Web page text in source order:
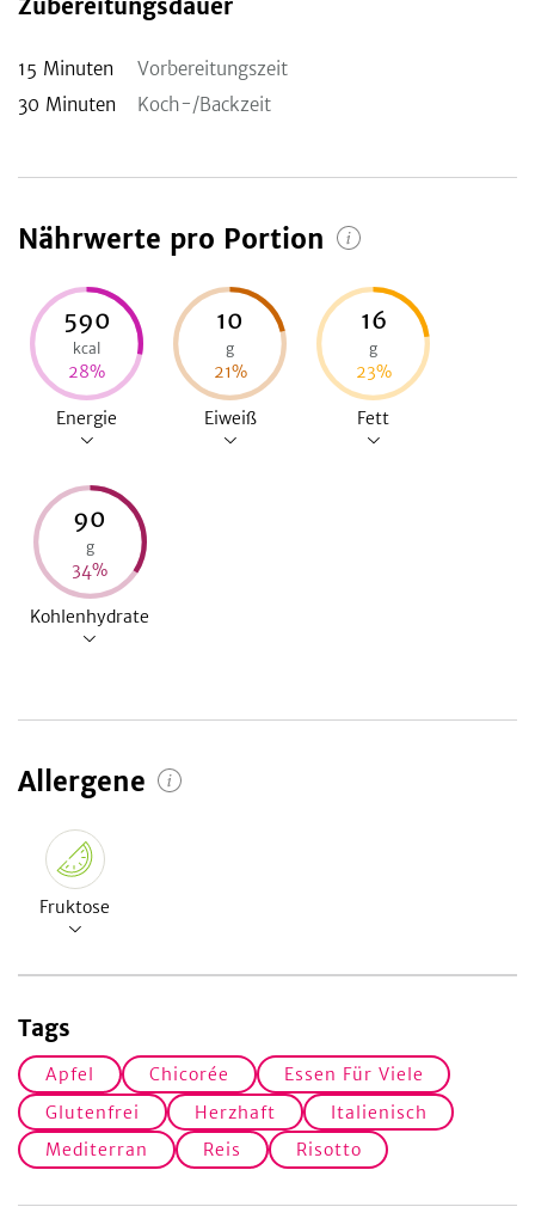
Zubereitungsdauer
15 Minuten
Vorbereitungszeit
30 Minuten Koch-/Backzeit
Nährwerte pro Portion
590
kcal
28%
Energie
10
g
21%
Eiweiß
16
g
23%
Fett
90
g
34%
Kohlenhydrate
Allergene
Fruktose
Tags
Apfel Chicorée
Essen Für Viele
Glutenfrei
Herzhaft
Italienisch
Mediterran
Reis Risotto